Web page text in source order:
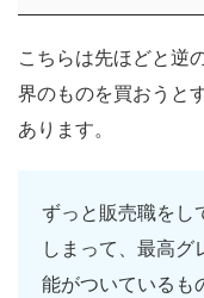
こちらは先ほどと逆
界のものを買おうと
あります。
ずっと販売職をし
しまって、最高
能がついているも